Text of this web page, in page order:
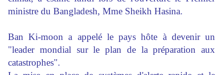
ministre du Bangladesh, Mme Sheikh Hasina.
Ban Ki-moon a appelé le pays hôte à devenir un
"leader mondial sur le plan de la préparation aux
catastrophes".